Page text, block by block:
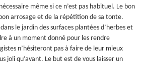
même si ce n’est pas habituel. Le bon
arrosage et de la répétition de sa tonte.
le jardin des surfaces plantées d’herbes et
à un moment donné pour les rendre
n’hésiteront pas à faire de leur mieux
joli qu’avant. Le but est de vous laisser un